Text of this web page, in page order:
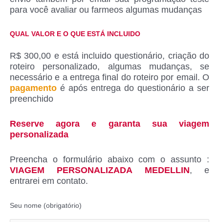
para você avaliar ou farmeos algumas mudanças
QUAL VALOR E O QUE ESTÁ INCLUIDO
R$ 300,00 e está incluido questionário, criação do
roteiro personalizado, algumas mudanças, se
necessário e a entrega final do roteiro por email. O
pagamento é após entrega do questionário a ser
preenchido
Reserve agora e garanta sua viagem
personalizada
Preencha o formulário abaixo com o assunto :
VIAGEM PERSONALIZADA MEDELLIN, e
entrarei em contato.
Seu nome (obrigatório)